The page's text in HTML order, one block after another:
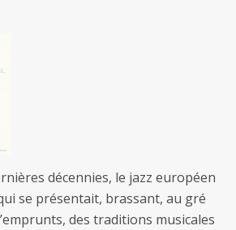
décennies, le jazz européen
se présentait, brassant, au gré
des traditions musicales